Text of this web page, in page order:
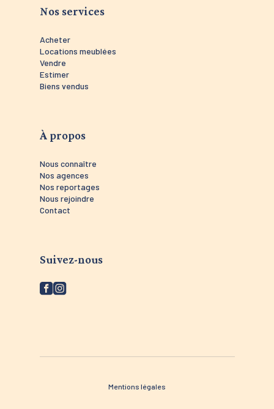
Nos services
Acheter
Locations meublées
Vendre
Estimer
Biens vendus
À propos
Nous connaître
Nos agences
Nos reportages
Nous rejoindre
Contact
Suivez-nous
Mentions légales